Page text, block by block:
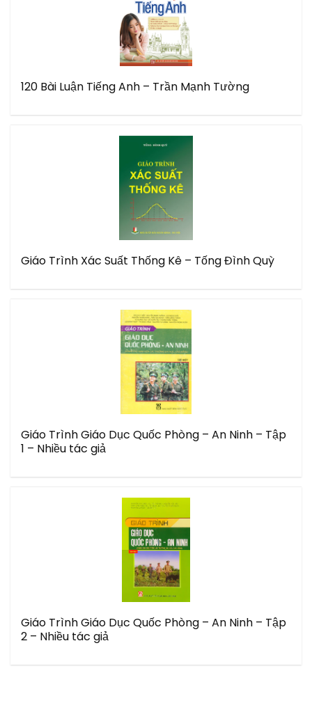
120 Bài Luận Tiếng Anh – Trần Mạnh Tường
Giáo Trình Xác Suất Thống Kê – Tống Đình Quỳ
Giáo Trình Giáo Dục Quốc Phòng – An Ninh – Tập
1 – Nhiều tác giả
Giáo Trình Giáo Dục Quốc Phòng – An Ninh – Tập
2 – Nhiều tác giả